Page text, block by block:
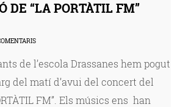
DE “LA PORTÀTIL FM”
de l’escola Drassanes hem pogut
del matí d’avui del concert del
FM”. Els músics ens han